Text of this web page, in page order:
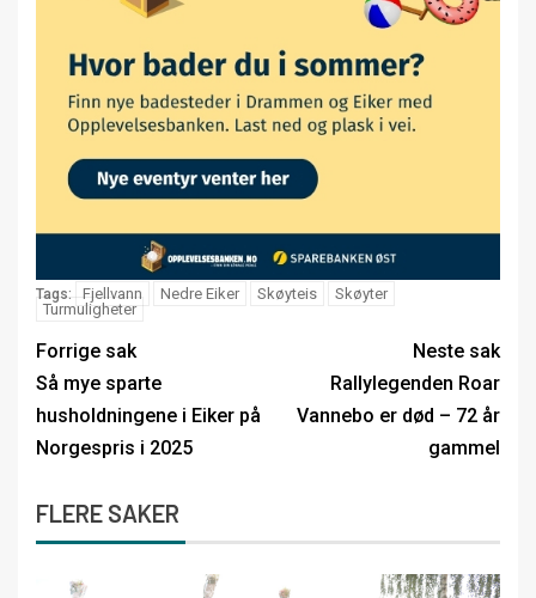
Tags: Fjellvann Nedre Eiker Skøyteis
Skøyter
Turmuligheter
Forrige sak
Så mye sparte
husholdningene i Eiker på
Norgespris i 2025
Neste sak
Rallylegenden Roar
Vannebo er død – 72 år
gammel
FLERE SAKER